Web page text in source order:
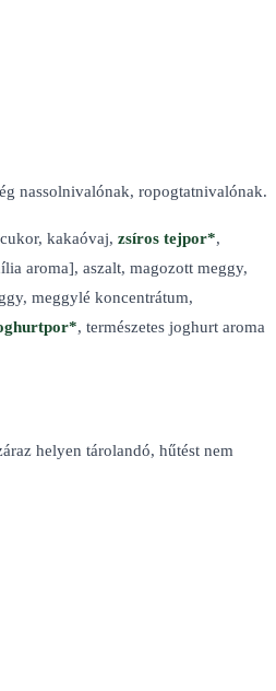
nassolnivalónak, ropogtatnivalónak.
kakaóvaj, zsíros tejpor*,
aroma], aszalt, magozott meggy,
meggylé koncentrátum,
, természetes joghurt aroma
helyen tárolandó, hűtést nem